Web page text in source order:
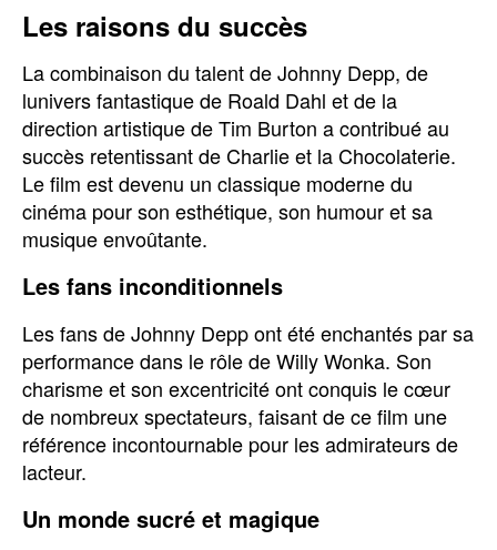
Les raisons du succès
La combinaison du talent de Johnny Depp, de
lunivers fantastique de Roald Dahl et de la
direction artistique de Tim Burton a contribué au
succès retentissant de Charlie et la Chocolaterie.
Le film est devenu un classique moderne du
cinéma pour son esthétique, son humour et sa
musique envoûtante.
Les fans inconditionnels
Les fans de Johnny Depp ont été enchantés par sa
performance dans le rôle de Willy Wonka. Son
charisme et son excentricité ont conquis le cœur
de nombreux spectateurs, faisant de ce film une
référence incontournable pour les admirateurs de
lacteur.
Un monde sucré et magique